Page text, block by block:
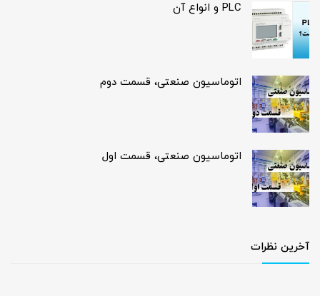
PLC و انواع آن
اتوماسیون صنعتی، قسمت دوم
اتوماسیون صنعتی، قسمت اول
آخرین نظرات